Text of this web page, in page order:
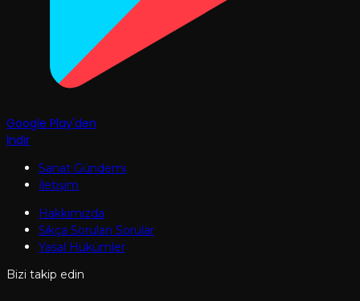
Google Play'den
İndir
Sanat Gündemi
İletişim
Hakkımızda
Sıkça Sorulan Sorular
Yasal Hükümler
Bizi takip edin